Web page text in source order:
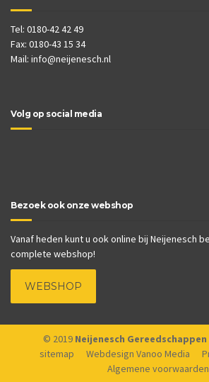
Tel: 0180-42 42 49
Fax: 0180-43 15 34
Mail: info@neijenesch.nl
Volg op social media
Bezoek ook onze webshop
Vanaf heden kunt u ook online bij Neijenesch
complete webshop!
WEBSHOP
© 2019 Neijenesch
sitemap
Webdesign Vanoo Media
Algemene voorwaarden